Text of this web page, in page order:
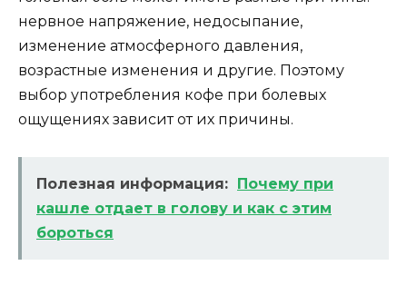
нервное напряжение, недосыпание,
изменение атмосферного давления,
возрастные изменения и другие. Поэтому
выбор употребления кофе при болевых
ощущениях зависит от их причины.
Полезная информация: Почему при
кашле отдает в голову и как с этим
бороться